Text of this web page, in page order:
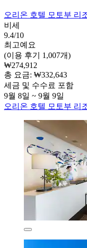
오리온 호텔 모토부 리
비세
9.4/10
최고예요
(이용 후기 1,007개)
₩274,912
총 요금: ₩332,643
세금 및 수수료 포함
9월 8일 ~ 9월 9일
오리온 호텔 모토부 리